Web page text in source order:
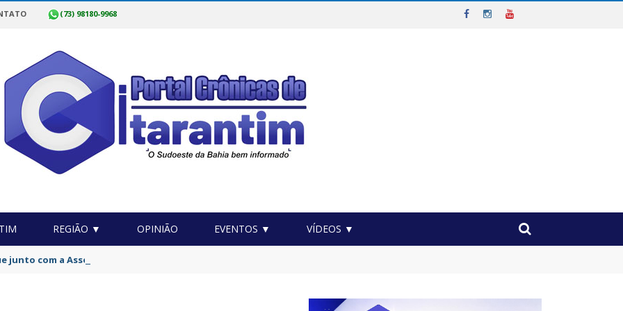
(73) 98180-9968
REGIÃO ▼ OPINIÃO EVENTOS ▼ VÍDEOS ▼
junto com a Associação acionam a Justiça por acesso à água potável